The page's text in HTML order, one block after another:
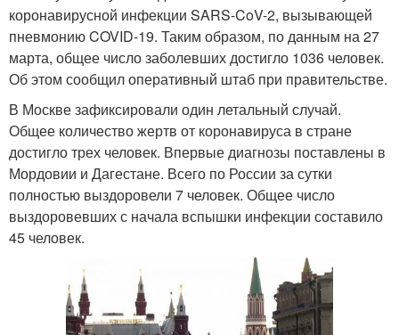
коронавирусной инфекции SARS-CoV-2, вызывающей
пневмонию COVID-19. Таким образом, по данным на 27
марта, общее число заболевших достигло 1036 человек.
Об этом сообщил оперативный штаб при правительстве.
В Москве зафиксировали один летальный случай.
Общее количество жертв от коронавируса в стране
достигло трех человек. Впервые диагнозы поставлены в
Мордовии и Дагестане. Всего по России за сутки
полностью выздоровели 7 человек. Общее число
выздоровевших с начала вспышки инфекции составило
45 человек.